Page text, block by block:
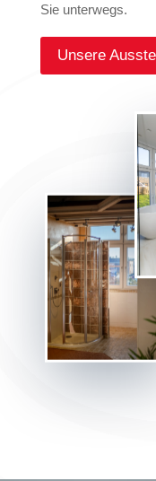
Sie unterwegs.
Unsere